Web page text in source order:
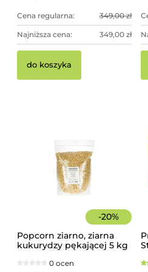
Cena regularna: 349,00 zł
Najniższa cena: 349,00 zł
do koszyka
-20%
Popcorn ziarno, ziarna
kukurydzy pękającej 5 kg
0 ocen